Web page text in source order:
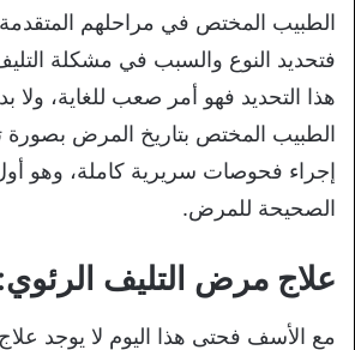
الطبيب المختص في مراحلهم
فتحديد النوع والسبب في مشكلة
هذا التحديد فهو أمر صعب للغاية، ولا
الطبيب المختص بتاريخ المرض بصورة
إجراء فحوصات سريرية كاملة، وهو
الصحيحة للمرض.
علاج مرض التليف
مع الأسف فحتى هذا اليوم لا يوجد